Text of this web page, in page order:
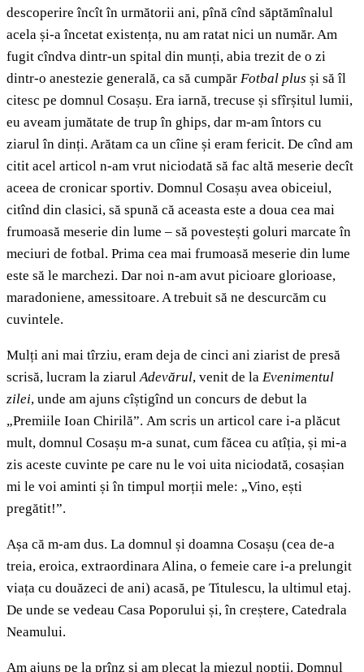
descoperire încît în următorii ani, pînă cînd săptămînalul
acela și-a încetat existența, nu am ratat nici un număr. Am
fugit cîndva dintr-un spital din munți, abia trezit de o zi
dintr-o anestezie generală, ca să cumpăr Fotbal plus și să îl
citesc pe domnul Cosașu. Era iarnă, trecuse și sfîrșitul lumii,
eu aveam jumătate de trup în ghips, dar m-am întors cu
ziarul în dinți. Arătam ca un cîine și eram fericit. De cînd am
citit acel articol n-am vrut niciodată să fac altă meserie decît
aceea de cronicar sportiv. Domnul Cosașu avea obiceiul,
citînd din clasici, să spună că aceasta este a doua cea mai
frumoasă meserie din lume – să povestești goluri marcate în
meciuri de fotbal. Prima cea mai frumoasă meserie din lume
este să le marchezi. Dar noi n-am avut picioare glorioase,
maradoniene, amessitoare. A trebuit să ne descurcăm cu
cuvintele.
Mulți ani mai tîrziu, eram deja de cinci ani ziarist de presă
scrisă, lucram la ziarulAdevărul, venit de la Evenimentul
zilei, unde am ajuns cîștigînd un concurs de debut la
„Premiile Ioan Chirilă”. Am scris un articol care i-a plăcut
mult, domnul Cosașu m-a sunat, cum făcea cu atîția, și mi-a
zis aceste cuvinte pe care nu le voi uita niciodată, cosașian
mi le voi aminti și în timpul morții mele: „Vino, ești
pregătit!”.
Așa că m-am dus. La domnul și doamna Cosașu (cea de-a
treia, eroica, extraordinara Alina, o femeie care i-a prelungit
viața cu douăzeci de ani) acasă, pe Titulescu, la ultimul etaj.
De unde se vedeau Casa Poporului și, în creștere, Catedrala
Neamului.
Am ajuns pe la prînz și am plecat la miezul nopții. Domnul